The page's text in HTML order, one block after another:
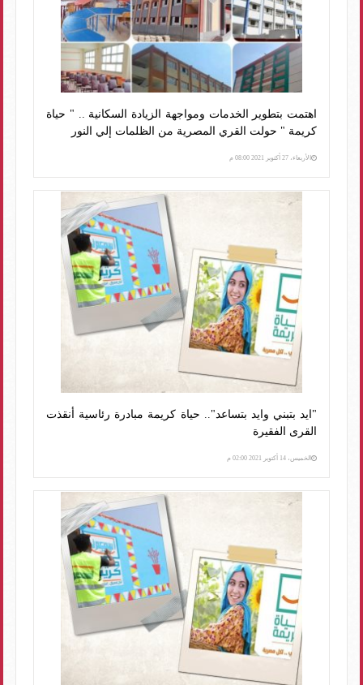
اهتمت بتطوير الخدمات ومواجهة الزيادة السكانية .. " حياة
كريمة " حولت القري المصرية من الظلمات إلي النور
الأربعاء، 27 أكتوبر 2021 08:00 م
"ايد بتبني وايد بتساعد".. حياة كريمة مبادرة رئاسية أنقذت
القرى الفقيرة
الخميس، 14 أكتوبر 2021 02:00 م